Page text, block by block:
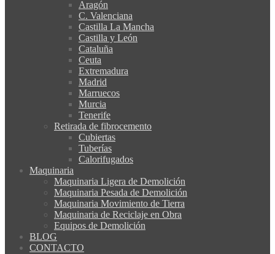
Aragón
C. Valenciana
Castilla La Mancha
Castilla y León
Cataluña
Ceuta
Extremadura
Madrid
Marruecos
Murcia
Tenerife
Retirada de fibrocemento
Cubiertas
Tuberías
Calorifugados
Maquinaria
Maquinaria Ligera de Demolición
Maquinaria Pesada de Demolición
Maquinaria Movimiento de Tierra
Maquinaria de Reciclaje en Obra
Equipos de Demolición
BLOG
CONTACTO